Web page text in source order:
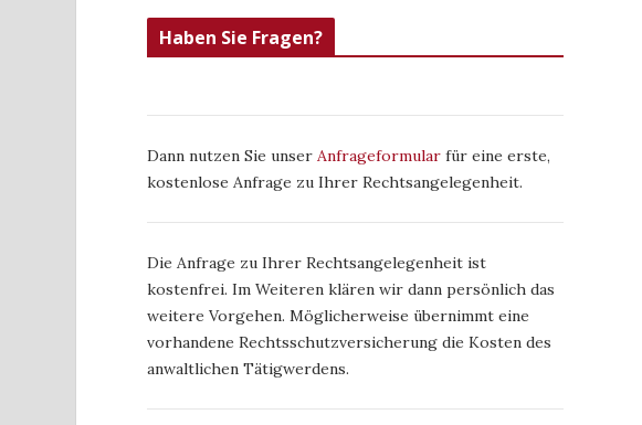
Haben Sie Fragen?
Dann nutzen Sie unser Anfrageformular für eine erste,
kostenlose Anfrage zu Ihrer Rechtsangelegenheit.
Die Anfrage zu Ihrer Rechtsangelegenheit ist
kostenfrei. Im Weiteren klären wir dann persönlich das
weitere Vorgehen. Möglicherweise übernimmt eine
vorhandene Rechtsschutzversicherung die Kosten des
anwaltlichen Tätigwerdens.